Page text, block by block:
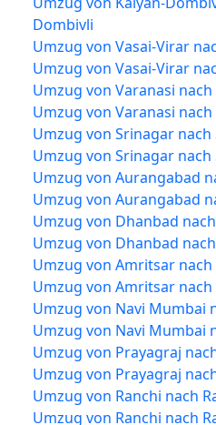
Dombivli
Umzug von Vasai-Virar
Umzug von Vasai-Virar
Umzug von Varanasi nach
Umzug von Varanasi nach
Umzug von Srinagar
Umzug von Srinagar
Umzug von Aurangabad
Umzug von Aurangabad
Umzug von Dhanbad
Umzug von Dhanbad
Umzug von Amritsar
Umzug von Amritsar
Umzug von Navi Mumbai
Umzug von Navi Mumbai
Umzug von Prayagraj
Umzug von Prayagraj
Umzug von Ranchi nach
Umzug von Ranchi nach